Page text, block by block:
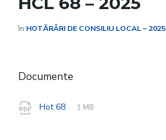
în HOTĂRÂRI DE CONSILIU LOCAL – 2025
Documente
Hot 68
File
pdf
File
1 MB